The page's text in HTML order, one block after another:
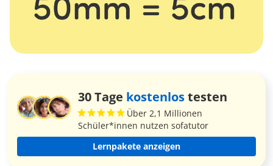
30 Tage kostenlostesten
Über 2,1 Millionen
Schüler*innen nutzen sofatutor
Lernpakete anzeigen